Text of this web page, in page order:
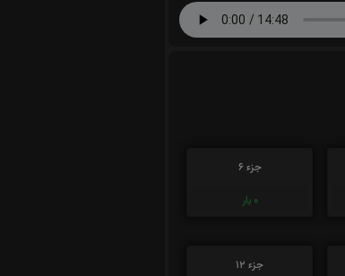
جزء 6
0 بار
جزء 12